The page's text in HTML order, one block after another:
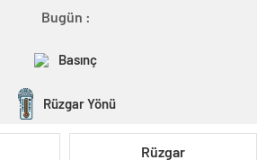
Bugün :
Basınç
Rüzgar Yönü
Rüzgar